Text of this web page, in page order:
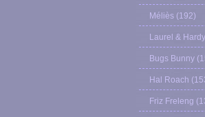
Méliès (192)
Laurel & Hardy
Bugs Bunny
Hal Roach
Friz Freleng